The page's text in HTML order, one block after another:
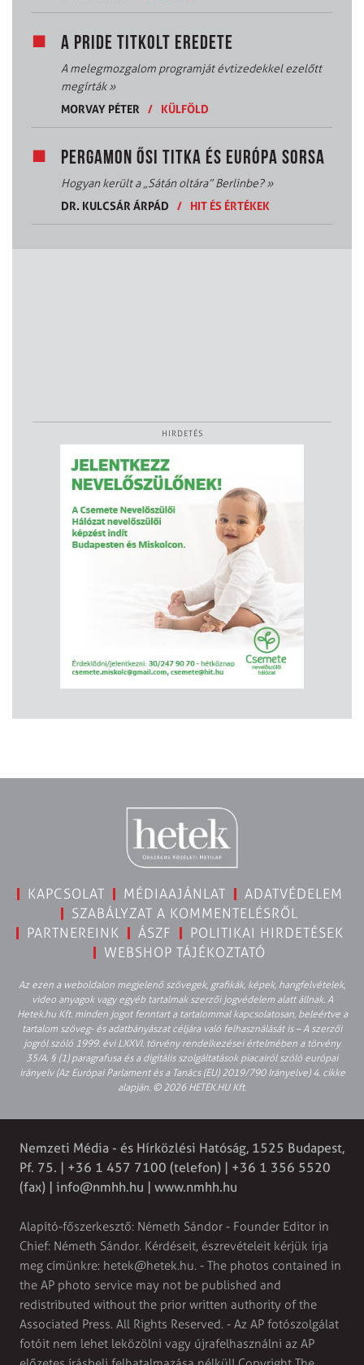
A PRIDE TITKOLT EREDETE
A melegmozgalom programját évtizedekkel ezelőtt
megírták»
MORVAY PÉTER
/ KÜLFÖLD
PERGAMON ŐSI TITKA ÉS EURÓPA SORSA
Hogyan került a „Sátán oltára” Berlinbe?»
DR. KULCSÁR ÁRPÁD
/ HIT ÉS ÉRTÉKEK
HIRDETÉS
KAPCSOLAT MÉDIAAJÁNLAT
ADATVÉDELEM
SZABÁLYZAT A KOMMENTELÉSRŐL
PARTNEREINK
ÁSZF
POLITIKAI HIRDETÉSEK
WEBSHOP TÁJÉKOZTATÓ
Az ezen a weboldalon megjelenő szövegek, grafikák, képek, hangfelvételek,
video anyagok vagy egyéb tartalmak szerzői jogvédelem alatt állnak. A
Hetek.hu Kft. minden jogot fenntart a tartalommal kapcsolatosan, beleértve a
tartalom szöveg- és adatbányászat céljára való felhasználását is – A szerzői
jogról szóló 1999. évi LXXVI. törvény rendelkezései értelmében a törvény
35/A. § (1) paragrafusa és a digitális szolgáltatások piacairól szóló európai
irányelv (Az Európai Parlament és a Tanács (EU) 2019/790 Irányelve) 4. cikke
alapján. © 2026 HETEK.HU Kft.
Nemzeti Média - és Hírközlési Hatóság, 1525 Budapest,
Pf. 75. | +36 1 457 7100 (telefon) | +36 1 356 5520
(fax) | info@nmhh.hu | www.nmhh.hu
Alapító-főszerkesztő: Németh Sándor - Founder Editor in
Chief: Németh Sándor. Kérdéseit, észrevételeit kérjük írja
meg címünkre: hetek@hetek.hu. - The photos contained in
the AP photo service may not be published and
redistributed without the prior written authority of the
Associated Press. All Rights Reserved. - Az AP fotószolgálat
fotóit nem lehet leközölni vagy újrafelhasználni az AP